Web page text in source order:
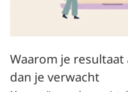
Waarom je resultaat
dan je verwacht